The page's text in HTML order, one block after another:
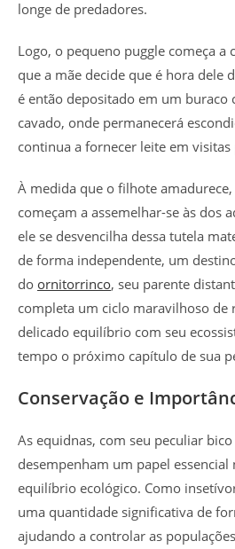
longe de predadores.
Logo, o pequeno puggle começa a
que a mãe decide que é hora dele
é então depositado em um buraco
cavado, onde permanecerá
continua a fornecer leite em visitas
À medida que o filhote
começam a assemelhar-se às dos
ele se desvencilha dessa tutela
de forma independente, um
do ornitorrinco, seu parente
completa um ciclo maravilhoso de
delicado equilíbrio com seu
tempo o próximo capítulo de sua
Conservação e
As equidnas, com seu peculiar
desempenham um papel
equilíbrio ecológico. Como
uma quantidade significativa de
ajudando a controlar as